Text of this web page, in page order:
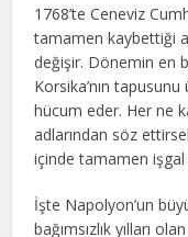
1768’te Ceneviz
tamamen kaybettiği
değişir. Dönemin en
Korsika’nın
hücum eder. Her ne
adlarından söz
içinde tamamen işgal
İşte Napolyon’un
bağımsızlık yılları